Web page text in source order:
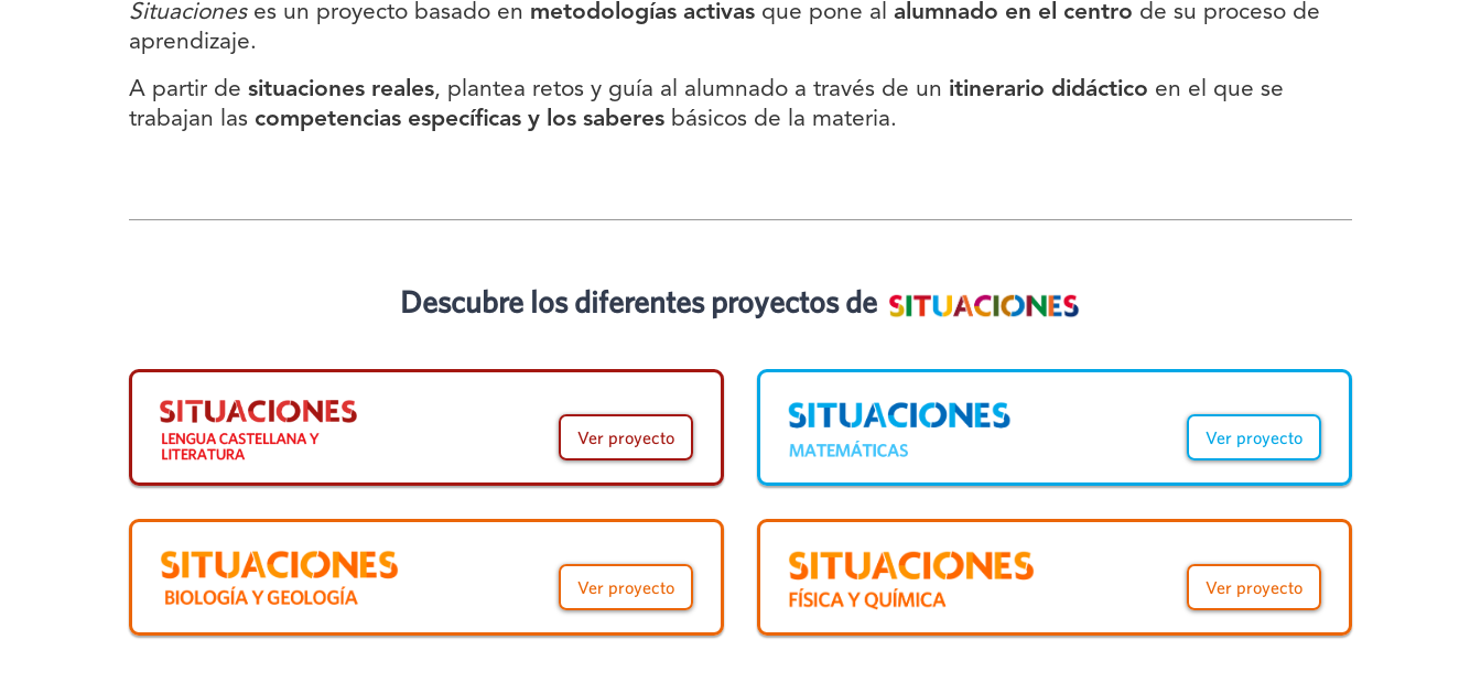
Situacioneses un proyecto basado en metodologías activas que pone al alumnado en el centro de su proceso de
aprendizaje.
A partir de situaciones reales, plantea retos y guía al alumnado a través de un itinerario didáctico en el que se
trabajan las competencias específicas y los saberes básicos de la materia.
Descubre los diferentes proyectos de
Ver proyecto Ver proyecto
Ver proyecto Ver proyecto